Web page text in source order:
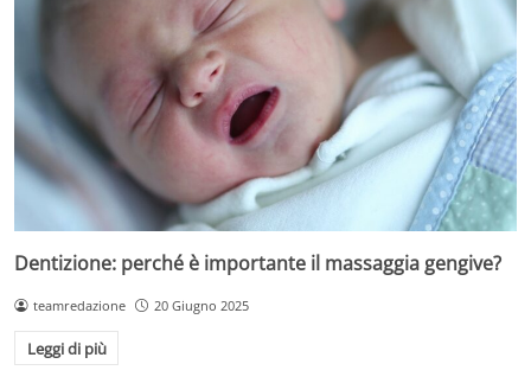
Dentizione: perché è importante il massaggia gengive?
teamredazione 20 Giugno 2025
Leggi di più